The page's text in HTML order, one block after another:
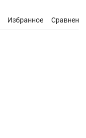
Избранное Сравнение